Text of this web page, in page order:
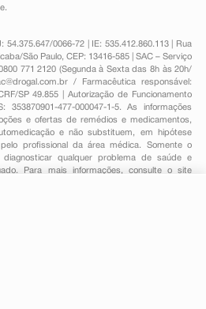
54.375.647/0066-72 | IE: 535.412.860.113 | Rua
São Paulo, CEP: 13416-585 | SAC – Serviço
771 2120 (Segunda à Sexta das 8h às 20h/
/ Farmacêutica responsável:
SP 49.855 | Autorização de Funcionamento
353870901-477-000047-1-5. As informações
e ofertas de remédios e medicamentos,
e não substituem, em hipótese
profissional da área médica. Somente o
qualquer problema de saúde e
Para mais informações, consulte o site